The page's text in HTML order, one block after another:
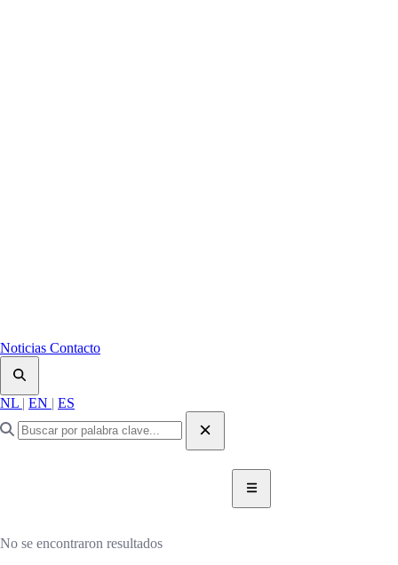
Noticias Contacto
NL | EN | ES
No se encontraron resultados